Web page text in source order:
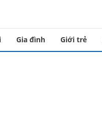
Gia đình Giới trẻ